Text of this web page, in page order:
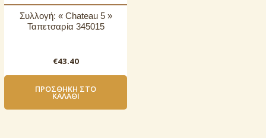
Συλλογή: « Chateau 5 »
Ταπετσαρία 345015
€43.40
ΠΡΟΣΘΉΚΗ ΣΤΟ
ΚΑΛΆΘΙ